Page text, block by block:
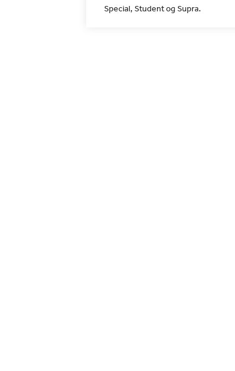
Special, Student og Supra.